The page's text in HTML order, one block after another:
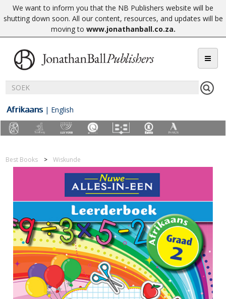
We want to inform you that the NB Publishers website will be
shutting down soon. All our content, resources, and updates will be
moving to www.jonathanball.co.za.
Afrikaans | English
Best Books Wiskunde